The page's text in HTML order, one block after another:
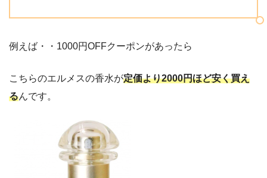
例えば・・1000円OFFクーポンがあったら
こちらのエルメスの香水が定価より2000円ほど安く買え
るんです。